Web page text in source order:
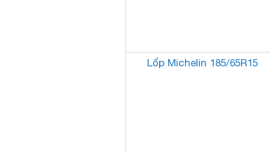
Lốp Michelin 185/65R15